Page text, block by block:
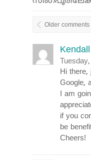
Older comments
Kendall
Hi there,
Google,
I am
if you
be
Cheers!